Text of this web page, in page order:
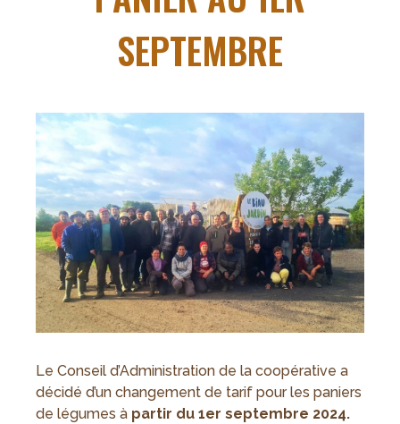
SEPTEMBRE
Le Conseil d’Administration de la coopérative a
décidé d’un changement de tarif pour les paniers
de légumes à partir du 1er septembre 2024.